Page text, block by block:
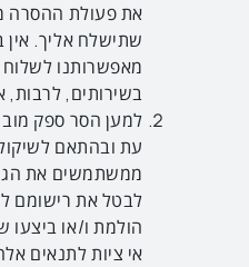
את פעולת ההסרה
שתישלח אליך. אין
מאפשרותנו
בשירותים, לרבות,
למען הסר ספק
עת ובהתאם
ממשתמשים את
לבטל את רישומם
הולמת ו/או ביצעו
אי ציות לתנאים